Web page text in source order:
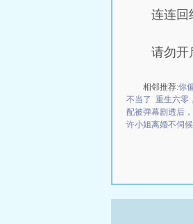
连连回
请勿开
相邻推荐:你
不当了 重生六零
配被弹幕剧透后
许小姐离婚不伺候